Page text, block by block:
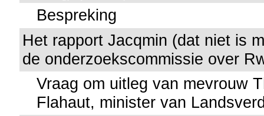
Bespreking
Het rapport Jacqmin (dat niet is
de onderzoekscommissie over
Vraag om uitleg van mevrouw
Flahaut, minister van